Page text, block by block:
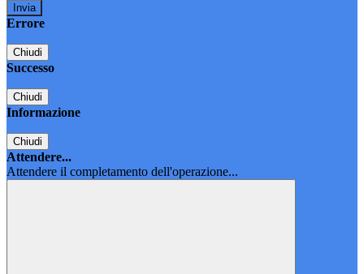
Errore
Chiudi
Successo
Chiudi
Informazione
Chiudi
Attendere...
Attendere il completamento dell'operazione...